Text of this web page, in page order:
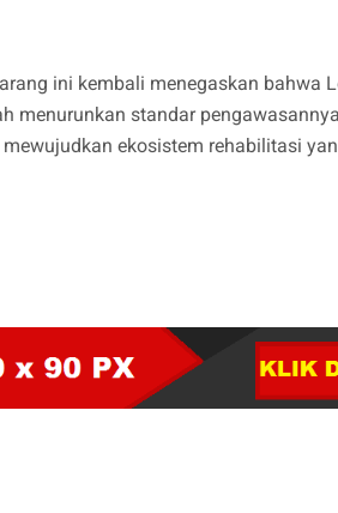
ini kembali menegaskan bahwa
menurunkan standar
ekosistem rehabilitasi